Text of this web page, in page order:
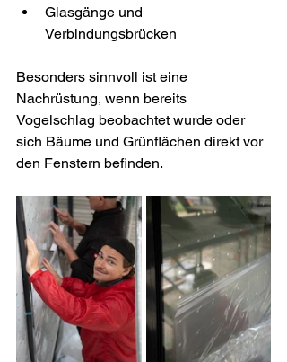
Glasgänge und
Verbindungsbrücken
Besonders sinnvoll ist eine
Nachrüstung, wenn bereits
Vogelschlag beobachtet wurde oder
sich Bäume und Grünflächen direkt vor
den Fenstern befinden.